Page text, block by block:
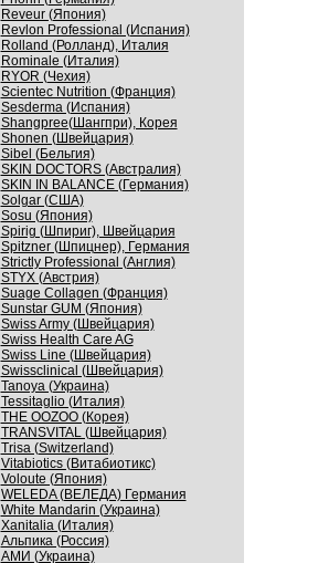
Reveur (Япония)
Revlon Professional (Испания)
Rolland (Ролланд), Италия
Rominale (Италия)
RYOR (Чехия)
Scientec Nutrition (Франция)
Sesderma (Испания)
Shangpree(Шангпри), Корея
Shonen (Швейцария)
Sibel (Бельгия)
SKIN DOCTORS (Австралия)
SKIN IN BALANCE (Германия)
Solgar (США)
Sosu (Япония)
Spirig (Шпириг), Швейцария
Spitzner (Шпицнер), Германия
Strictly Professional (Англия)
STYX (Австрия)
Suage Collagen (Франция)
Sunstar GUM (Япония)
Swiss Army (Швейцария)
Swiss Health Care AG
Swiss Line (Швейцария)
Swissсlinical (Швейцария)
Tanoya (Украина)
Tessitaglio (Италия)
THE OOZOO (Корея)
TRANSVITAL (Швейцария)
Trisa (Switzerland)
Vitabiotics (Витабиотикс)
Voloute (Япония)
WELEDA (ВЕЛЕДА) Германия
White Mandarin (Украина)
Xanitalia (Италия)
Альпика (Россия)
АМИ (Украина)